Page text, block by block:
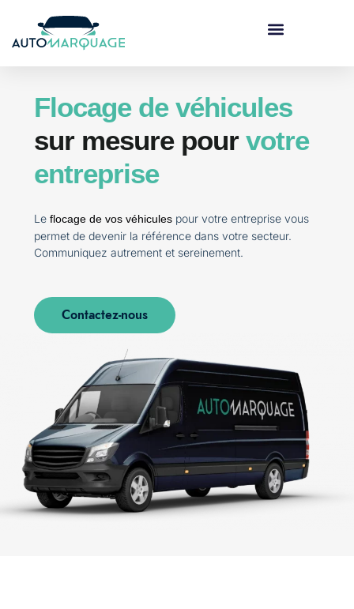
Flocage de véhicules
sur mesure pour votre
entreprise
Le flocage de vos véhicules pour votre entreprise vous
permet de devenir la référence dans votre secteur.
Communiquez autrement et sereinement.
Contactez-nous